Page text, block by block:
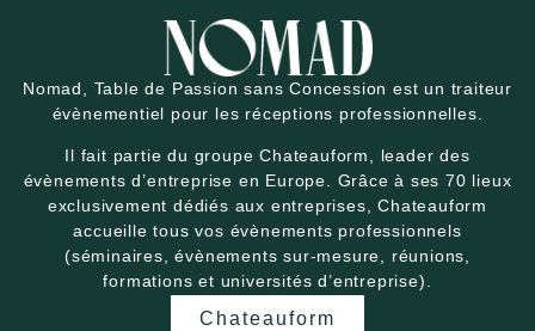
Nomad, Table de Passion sans Concession est un traiteur
évènementiel pour les réceptions professionnelles.
Il fait partie du groupe Chateauform, leader des
évènements d’entreprise en Europe. Grâce à ses 70 lieux
exclusivement dédiés aux entreprises, Chateauform
accueille tous vos évènements professionnels
(séminaires, évènements sur-mesure, réunions,
formations et universités d’entreprise).
Chateauform